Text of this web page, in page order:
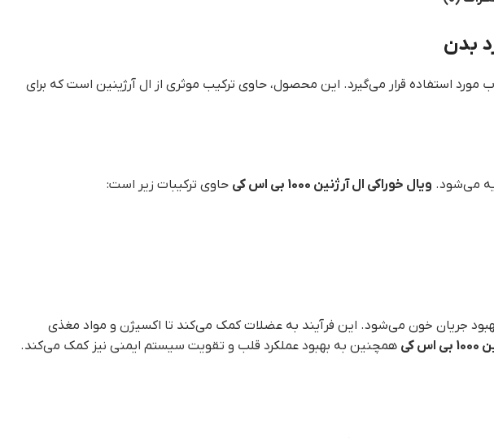
استفاده قرار می‌گیرد. این محصول، حاوی ترکیب موثری از ال آرژینین است که برای
می‌شود. ویال خوراکی ال آرژنین 1000 بی اس کی حاوی ترکیبات زیر است:
جریان خون می‌شود. این فرآیند به عضلات کمک می‌کند تا اکسیژن و مواد مغذی
کی
همچنین به بهبود عملکرد قلب و تقویت سیستم ایمنی نیز کمک می‌کند.